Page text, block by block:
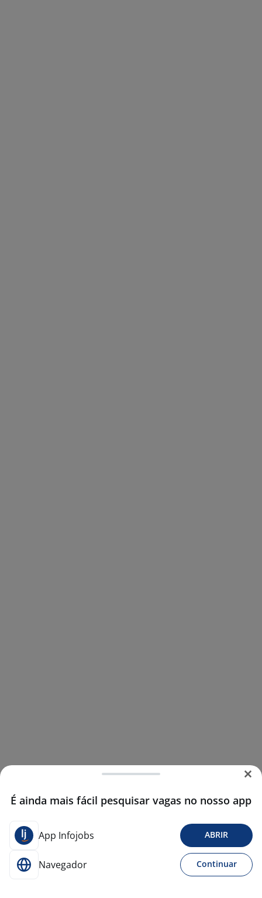
É ainda mais fácil pesquisar vagas no nosso app
App Infojobs ABRIR
Navegador Continuar